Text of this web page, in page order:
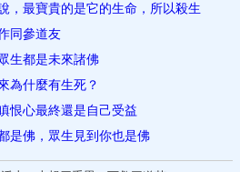
，最寶貴的是它的生命，所以殺生
同參道友
生都是未來諸佛
為什麼有生死？
恨心最終還是自己受益
是佛，眾生見到你也是佛